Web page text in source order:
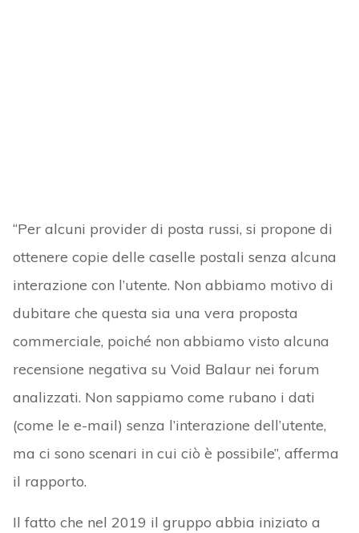
“Per alcuni provider di posta russi, si propone di
ottenere copie delle caselle postali senza alcuna
interazione con l’utente. Non abbiamo motivo di
dubitare che questa sia una vera proposta
commerciale, poiché non abbiamo visto alcuna
recensione negativa su Void Balaur nei forum
analizzati. Non sappiamo come rubano i dati
(come le e-mail) senza l’interazione dell’utente,
ma ci sono scenari in cui ciò è possibile”, afferma
il rapporto.
Il fatto che nel 2019 il gruppo abbia iniziato a